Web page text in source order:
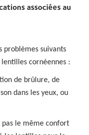
associées au
problèmes suivants
cornéennes :
de brûlure, de
dans les yeux, ou
pas le même confort